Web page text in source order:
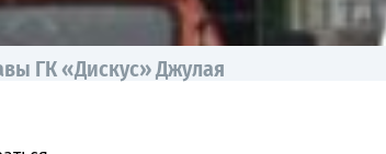
ГК «Дискус» Джулая